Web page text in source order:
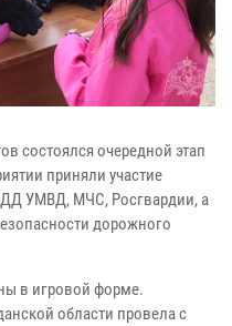
состоялся очередной этап
приняли участие
УМВД, МЧС, Росгвардии, а
дорожного
в игровой форме.
области провела с